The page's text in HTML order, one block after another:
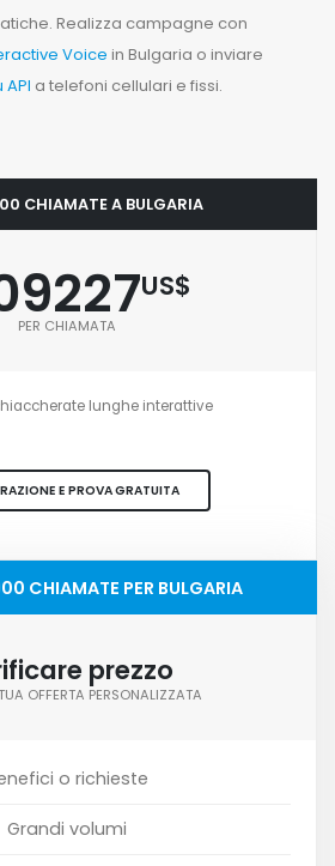
Realizza campagne con
Voice in Bulgaria o inviare
a telefoni cellulari e fissi.
CHIAMATE A BULGARIA
US$
PER CHIAMATA
lunghe interattive
E PROVA GRATUITA
CHIAMATE PER BULGARIA
prezzo
OFFERTA PERSONALIZZATA
o richieste
Grandi volumi